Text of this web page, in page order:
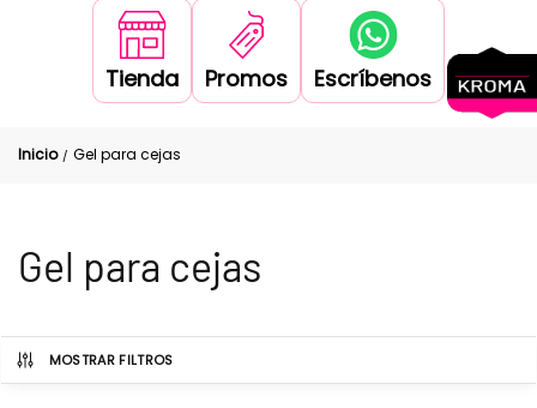
Tienda Promos Escríbenos
Inicio / Gel para cejas
Gel para cejas
MOSTRAR FILTROS